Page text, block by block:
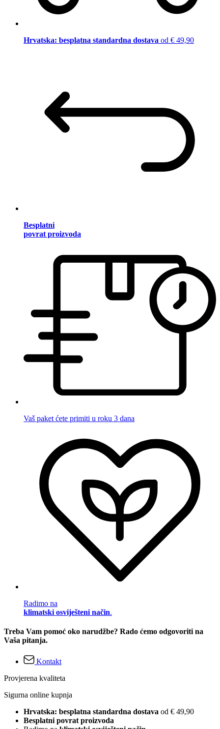
Hrvatska: besplatna standardna dostava od € 49,90
Besplatni
povrat proizvoda
Vaš paket ćete primiti u roku 3 dana
Radimo na
klimatski osviješteni način.
Treba Vam pomoć oko narudžbe? Rado ćemo odgovoriti na
Vaša pitanja.
Kontakt
Provjerena kvaliteta
Sigurna online kupnja
Hrvatska: besplatna standardna dostava od € 49,90
Besplatni povrat proizvoda